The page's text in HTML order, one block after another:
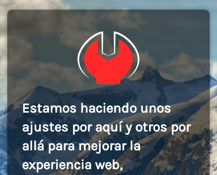
Estamos haciendo unos
ajustes por aquí y otros por
allá para mejorar la
experiencia web,